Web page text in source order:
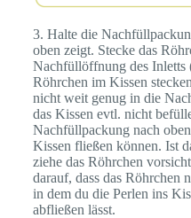
3. Halte die
oben zeigt. Stecke das
Nachfüllöffnung des Inletts
Röhrchen im Kissen
nicht weit genug in die
das Kissen evtl. nicht
Nachfüllpackung nach
Kissen fließen können. Ist
ziehe das Röhrchen
darauf, dass das Röhrchen
in dem du die Perlen ins
abfließen lässt.